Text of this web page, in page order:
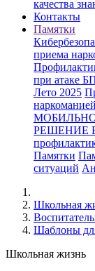
качества
Контакты
Памятки
приема
при атаке
Лето 2025
наркоманией
РЕШЕНИЕ
Памятки
ситуаций
Школьная
Шаблоны
Школьная жизнь